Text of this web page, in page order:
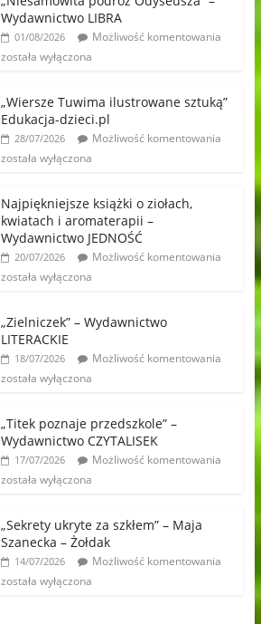
Wydawnictwo LIBRA
01/08/2026
Możliwość komentowania
została wyłączona
„Wiersze Tuwima ilustrowane sztuką”
Edukacja-dzieci.pl
28/07/2026
Możliwość komentowania
została wyłączona
Najpiękniejsze książki o ziołach,
kwiatach i aromaterapii –
Wydawnictwo JEDNOŚĆ
20/07/2026
Możliwość komentowania
została wyłączona
„Zielniczek” – Wydawnictwo
LITERACKIE
18/07/2026
Możliwość komentowania
została wyłączona
„Titek poznaje przedszkole” –
Wydawnictwo CZYTALISEK
17/07/2026
Możliwość komentowania
została wyłączona
„Sekrety ukryte za szkłem” – Maja
Szanecka – Żołdak
14/07/2026
Możliwość komentowania
została wyłączona